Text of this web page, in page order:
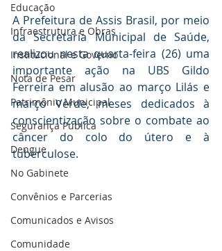
Educação
Infraestrutura e Obras
Institucional e Governo
Nota de Pesar
Patrimônio Municipal
Segurança Publica
Dengue
No Gabinete
Convênios e Parcerias
Comunicados e Avisos
Comunidade
A Prefeitura de Assis Brasil, por meio
da Secretaria Municipal de Saúde,
realizou nesta quarta-feira (26) uma
importante ação na UBS Gildo
Ferreira em alusão ao março Lilás e
março Verde, meses dedicados à
conscientização sobre o combate ao
câncer do colo do útero e à
tuberculose.